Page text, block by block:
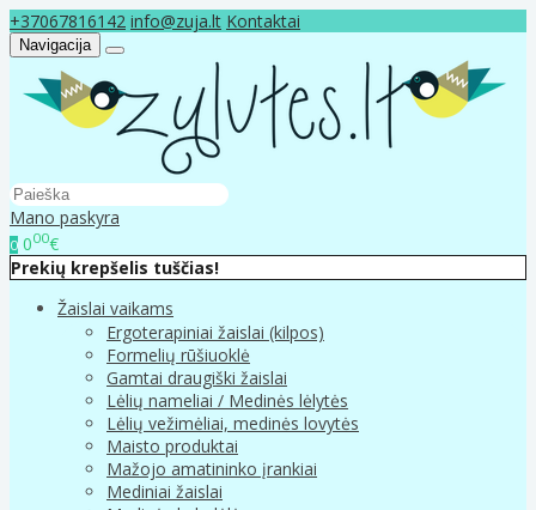
+37067816142 info@zuja.lt Kontaktai
Navigacija
Mano paskyra
0 000€
Prekių krepšelis tuščias!
Žaislai vaikams
Ergoterapiniai žaislai (kilpos)
Formelių rūšiuoklė
Gamtai draugiški žaislai
Lėlių nameliai / Medinės lėlytės
Lėlių vežimėliai, medinės lovytės
Maisto produktai
Mažojo amatininko įrankiai
Mediniai žaislai